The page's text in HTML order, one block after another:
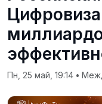
Пн, 25 май, 19:14 •